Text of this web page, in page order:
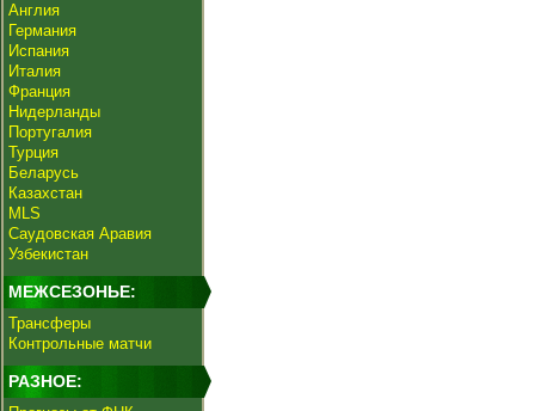
Англия
Германия
Испания
Италия
Франция
Нидерланды
Португалия
Турция
Беларусь
Казахстан
MLS
Саудовская Аравия
Узбекистан
МЕЖСЕЗОНЬЕ:
Трансферы
Контрольные матчи
РАЗНОЕ: